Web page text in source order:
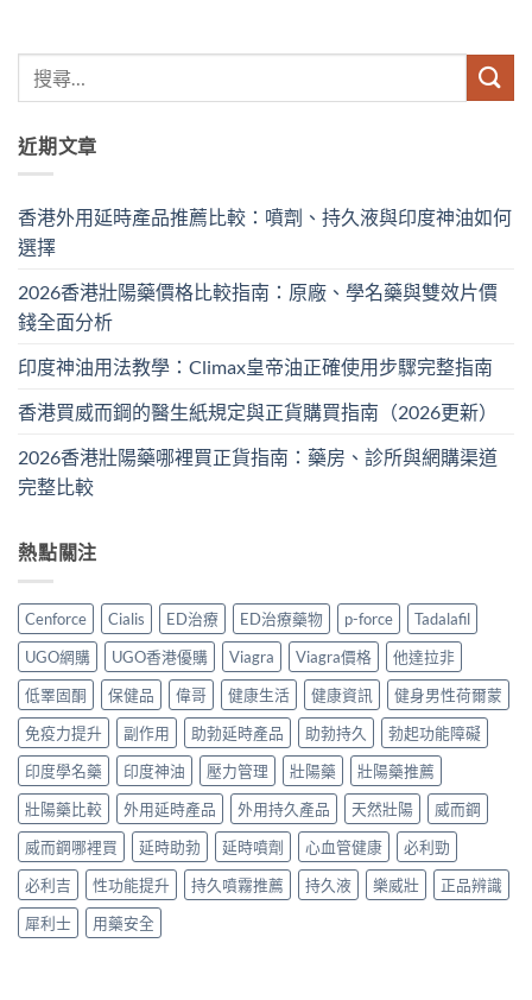
近期文章
香港外用延時產品推薦比較：噴劑、持久液與印度神油如何
選擇
2026香港壯陽藥價格比較指南：原廠、學名藥與雙效片價
錢全面分析
印度神油用法教學：Climax皇帝油正確使用步驟完整指南
香港買威而鋼的醫生紙規定與正貨購買指南（2026更新）
2026香港壯陽藥哪裡買正貨指南：藥房、診所與網購渠道
完整比較
熱點關注
Cenforce Cialis ED治療 ED治療藥物 p-force
Tadalafil
UGO網購
UGO香港優購 Viagra Viagra價格
他達拉非
低睪固酮
保健品 偉哥 健康生活 健康資訊
健身男性荷爾蒙
免疫力提升
副作用 助勃延時產品 助勃持久
勃起功能障礙
印度學名藥
印度神油 壓力管理 壯陽藥
壯陽藥推薦
壯陽藥比較
外用延時產品 外用持久產品 天然壯陽
威而鋼
威而鋼哪裡買
延時助勃 延時噴劑 心血管健康
必利勁
必利吉
性功能提升 持久噴霧推薦 持久液 樂威壯
正品辨識
犀利士
用藥安全